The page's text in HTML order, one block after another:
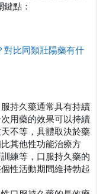
點：
對比同類壯陽藥有什
持久藥通常具有持續
用藥的效果可以持續
不等，具體取決於藥
其他性功能治療方
練等，口服持久藥的
性活動期間維持勃起